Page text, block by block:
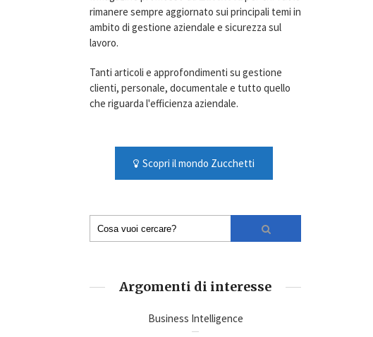
rimanere sempre aggiornato sui principali temi in
ambito di gestione aziendale e sicurezza sul
lavoro.
Tanti articoli e approfondimenti su gestione
clienti, personale, documentale e tutto quello
che riguarda l'efficienza aziendale.
Scopri il mondo Zucchetti
Argomenti di interesse
Business Intelligence